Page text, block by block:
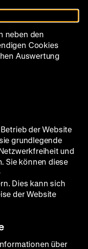
neben den
Cookies
Auswertung
der Website
grundlegende
und
Sie können diese
Dies kann sich
der Website
über